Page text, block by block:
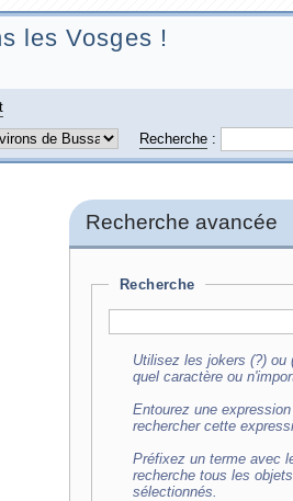
les Vosges !
Recherche:
Recherche avancée
Recherche
Utilisez les jokers (?) ou
quel caractère ou
Entourez une
rechercher cette
Préfixez un terme avec
recherche tous les
sélectionnés.